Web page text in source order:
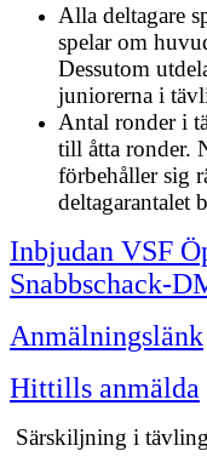
Alla deltagare
spelar om
Dessutom
juniorerna i
Antal ronder i
till åtta ronder.
förbehåller sig
deltagarantalet
Inbjudan VSF
Snabbschack-
Anmälningslänk
Hittills anmälda
Särskiljning i